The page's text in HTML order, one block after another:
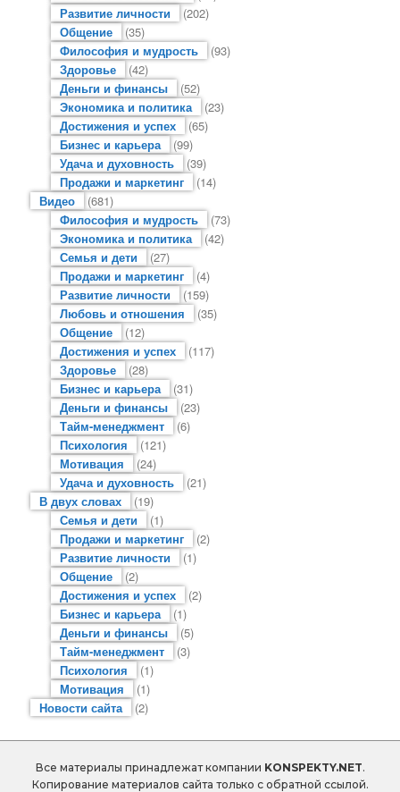
Развитие личности
(202)
Общение
(35)
Философия и мудрость
(93)
Здоровье
(42)
Деньги и финансы
(52)
Экономика и политика
(23)
Достижения и успех
(65)
Бизнес и карьера
(99)
Удача и духовность
(39)
Продажи и маркетинг
(14)
Видео
(681)
Философия и мудрость
(73)
Экономика и политика
(42)
Семья и дети
(27)
Продажи и маркетинг
(4)
Развитие личности
(159)
Любовь и отношения
(35)
Общение
(12)
Достижения и успех
(117)
Здоровье
(28)
Бизнес и карьера
(31)
Деньги и финансы
(23)
Тайм-менеджмент
(6)
Психология
(121)
Мотивация
(24)
Удача и духовность
(21)
В двух словах
(19)
Семья и дети
(1)
Продажи и маркетинг
(2)
Развитие личности
(1)
Общение
(2)
Достижения и успех
(2)
Бизнес и карьера
(1)
Деньги и финансы
(5)
Тайм-менеджмент
(3)
Психология
(1)
Мотивация
(1)
Новости сайта
(2)
Все материалы принадлежат компании KONSPEKTY.NET.
Копирование материалов сайта только с обратной ссылой.